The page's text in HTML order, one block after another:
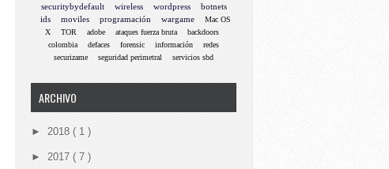
securitybydefault
wireless wordpress
botnets
ids
moviles programación wargame
Mac OS
X
TOR adobe ataques fuerza bruta
backdoors
colombia
defaces forensic información
redes
securizame
seguridad perimetral servicios sbd
ARCHIVO
► 2018 ( 1 )
► 2017 ( 7 )